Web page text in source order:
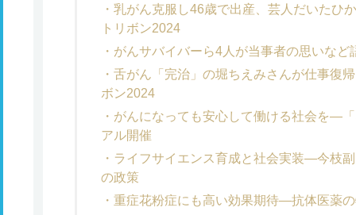
乳がん克服し46歳で出産、芸人だいたひ
トリボン2024
がんサバイバーら4人が当事者の思いな
舌がん「完治」の堀ちえみさんが仕事復
ボン2024
がんになっても安心して働ける社会を―
アル開催
ライフサイエンス育成と社会実装―今枝
の政策
重症花粉症にも高い効果期待―抗体医薬